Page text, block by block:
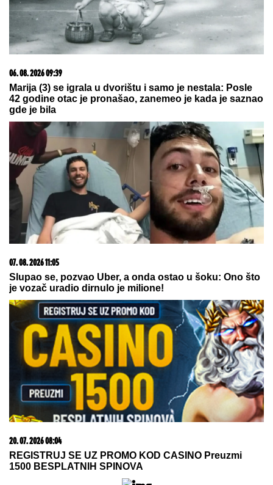
05. 08. 2026 14:12
Koliko visoku temperaturu ljudsko telo može da izdrži?
23. 07. 2026 12:47
Letnje večeri u gradu više nisu rezervisane za vikend:
Zašto sve više ljudi bira večeru koja se spontano
pretvori u druženje